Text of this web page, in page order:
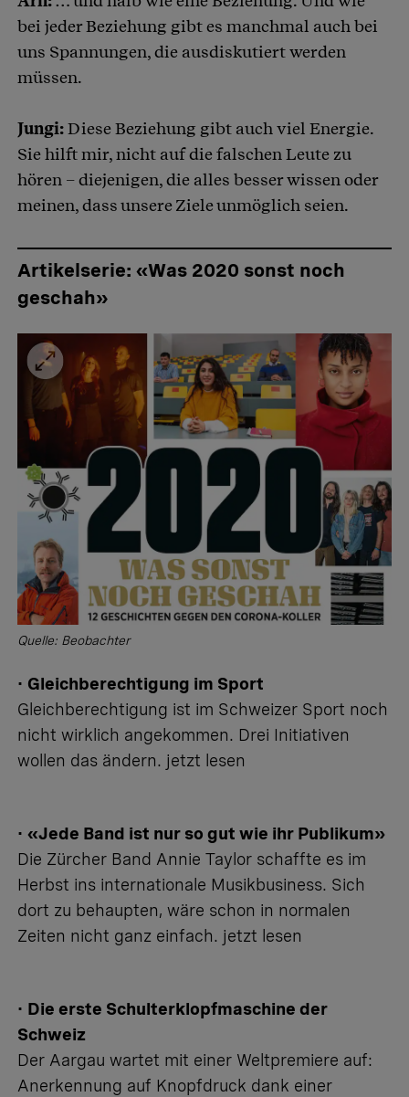
bei jeder Beziehung gibt es manchmal auch bei
uns Spannungen, die ausdiskutiert werden
müssen.
Jungi:Diese Beziehung gibt auch viel Energie.
Sie hilft mir, nicht auf die falschen Leute zu
hören – diejenigen, die alles besser wissen oder
meinen, dass unsere Ziele unmöglich seien.
Artikelserie: «Was 2020 sonst noch
geschah»
Quelle: Beobachter
• Gleichberechtigung im Sport
Gleichberechtigung ist im Schweizer Sport noch
nicht wirklich angekommen. Drei Initiativen
wollen das ändern. jetzt lesen
• «Jede Band ist nur so gut wie ihr Publikum»
Die Zürcher Band Annie Taylor schaffte es im
Herbst ins internationale Musikbusiness. Sich
dort zu behaupten, wäre schon in normalen
Zeiten nicht ganz einfach. jetzt lesen
• Die erste Schulterklopfmaschine der
Schweiz
Der Aargau wartet mit einer Weltpremiere auf:
Anerkennung auf Knopfdruck dank einer